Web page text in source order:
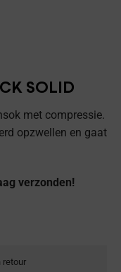
SOLID
met compressie.
opzwellen en gaat
verzonden!
retour